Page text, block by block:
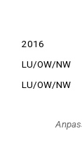
2016
LU/OW/NW
LU/OW/NW